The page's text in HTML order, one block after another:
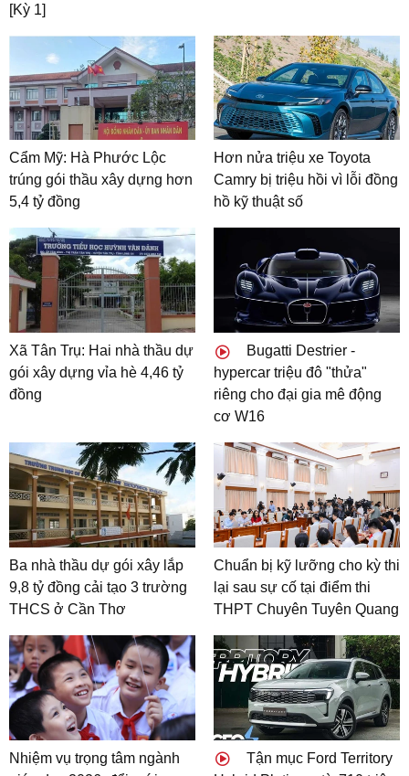
[Kỳ 1]
Cẩm Mỹ: Hà Phước Lộc
trúng gói thầu xây dựng hơn
5,4 tỷ đồng
Hơn nửa triệu xe Toyota
Camry bị triệu hồi vì lỗi đồng
hồ kỹ thuật số
Xã Tân Trụ: Hai nhà thầu dự
gói xây dựng vỉa hè 4,46 tỷ
đồng
Bugatti Destrier -
hypercar triệu đô "thửa"
riêng cho đại gia mê động
cơ W16
Ba nhà thầu dự gói xây lắp
9,8 tỷ đồng cải tạo 3 trường
THCS ở Cần Thơ
Chuẩn bị kỹ lưỡng cho kỳ thi
lại sau sự cố tại điểm thi
THPT Chuyên Tuyên Quang
Nhiệm vụ trọng tâm ngành
Tận mục Ford Territory